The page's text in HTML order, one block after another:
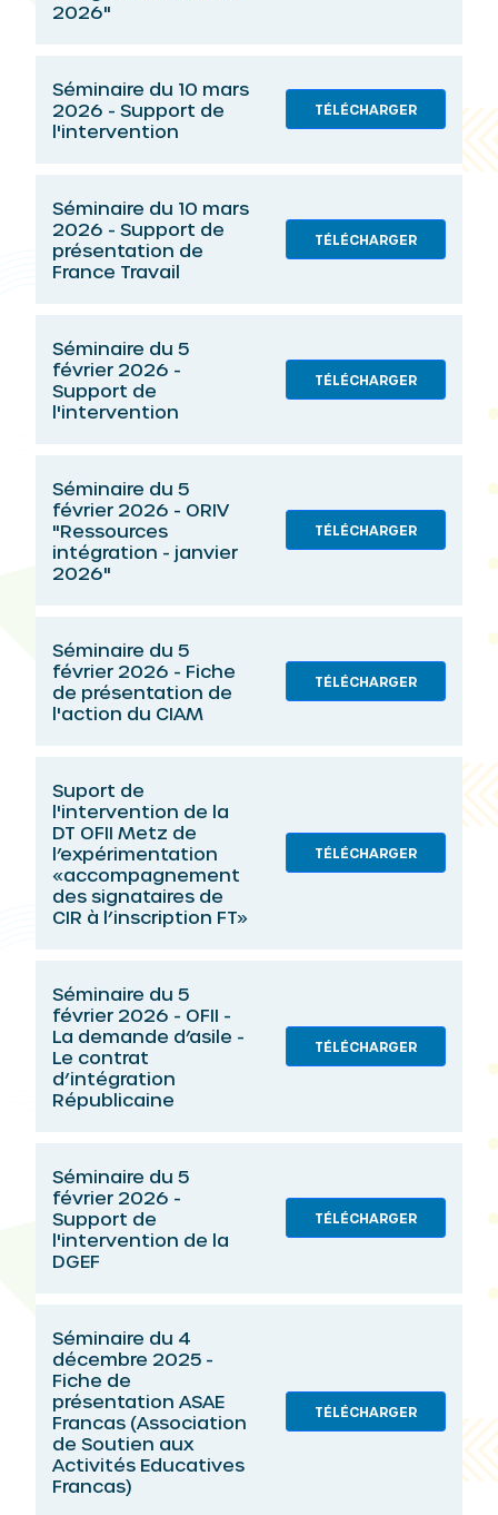
2026"
Séminaire du 10 mars
2026 - Support de
l'intervention
TÉLÉCHARGER
Séminaire du 10 mars
2026 - Support de
présentation de
France Travail
TÉLÉCHARGER
Séminaire du 5
février 2026 -
Support de
l'intervention
TÉLÉCHARGER
Séminaire du 5
février 2026 - ORIV
"Ressources
intégration - janvier
2026"
TÉLÉCHARGER
Séminaire du 5
février 2026 - Fiche
de présentation de
l'action du CIAM
TÉLÉCHARGER
Suport de
l'intervention de la
DT OFII Metz de
l’expérimentation
«accompagnement
des signataires de
CIR à l’inscription FT»
TÉLÉCHARGER
Séminaire du 5
février 2026 - OFII -
La demande d’asile -
Le contrat
d’intégration
Républicaine
TÉLÉCHARGER
Séminaire du 5
février 2026 -
Support de
l'intervention de la
DGEF
TÉLÉCHARGER
Séminaire du 4
décembre 2025 -
Fiche de
présentation ASAE
Francas (Association
de Soutien aux
Activités Educatives
Francas)
TÉLÉCHARGER